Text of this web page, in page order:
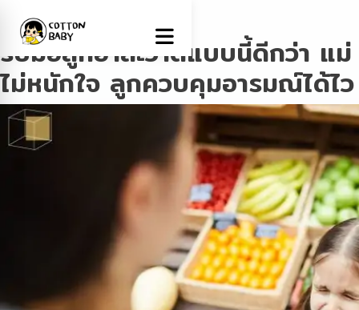
Tag:ลูกเอาแต่ใจ
รับมือลูกอาละวาดแบบนี้ดีกว่า แม่
ไม่หนักใจ ลูกควบคุมอารมณ์ได้ไว